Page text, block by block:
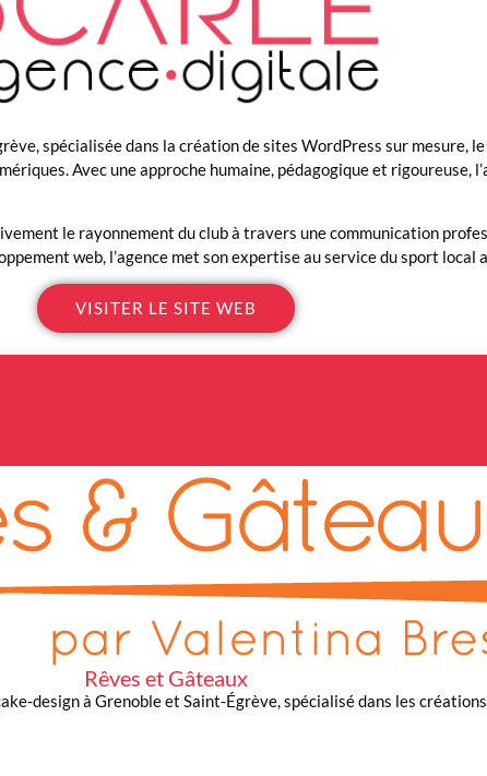
spécialisée dans la création de sites WordPress sur mesure,
Avec une approche humaine, pédagogique et rigoureuse,
le rayonnement du club à travers une communication
web, l’agence met son expertise au service du sport
VISITER LE SITE WEB
Rêves et Gâteaux
à Grenoble et Saint‑Égrève, spécialisé dans les